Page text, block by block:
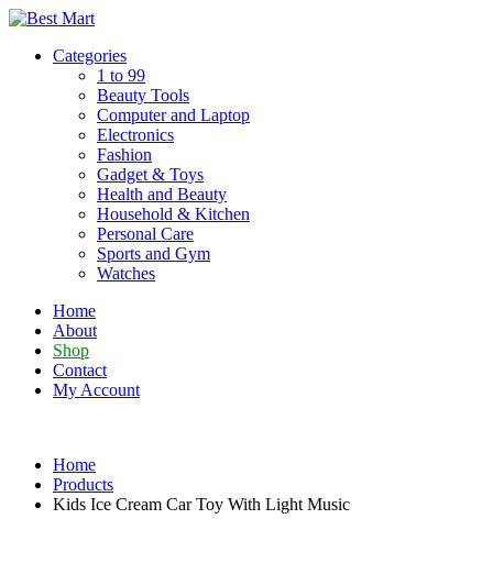
Skip
contentCategories
1 to 99
Beauty Tools
Computer and Laptop
Electronics
Fashion
Gadget & Toys
Health and Beauty
Household & Kitchen
Personal Care
Sports and Gym
Watches
Home
About
Shop
Contact
My Account
Home
Products
Kids Ice Cream Car Toy With Light Music